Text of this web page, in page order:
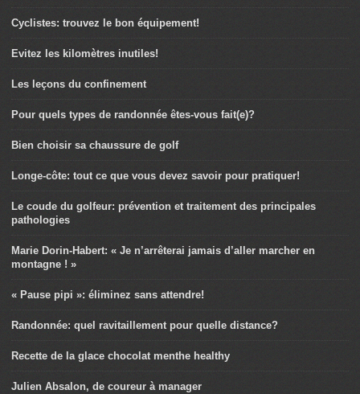
Cyclistes: trouvez le bon équipement!
Evitez les kilomètres inutiles!
Les leçons du confinement
Pour quels types de randonnée êtes-vous fait(e)?
Bien choisir sa chaussure de golf
Longe-côte: tout ce que vous devez savoir pour pratiquer!
Le coude du golfeur: prévention et traitement des principales
pathologies
Marie Dorin-Habert: « Je n’arrêterai jamais d’aller marcher en
montagne ! »
« Pause pipi »: éliminez sans attendre!
Randonnée: quel ravitaillement pour quelle distance?
Recette de la glace chocolat menthe healthy
Julien Absalon, de coureur à manager